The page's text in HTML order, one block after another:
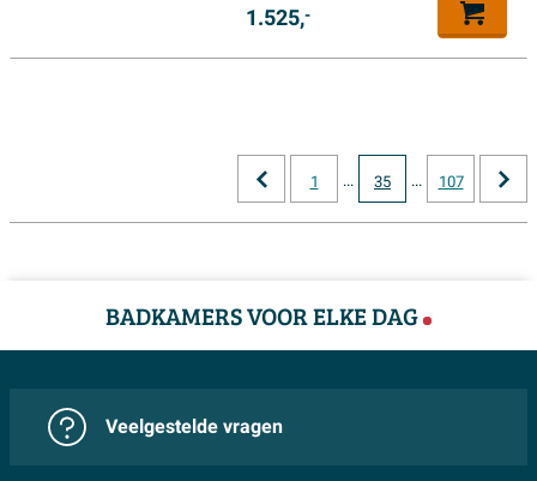
1.525,-
1 ... 35 ... 107
BADKAMERS VOOR ELKE DAG
Veelgestelde vragen